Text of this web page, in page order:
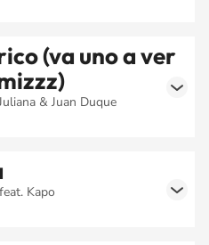
(va uno a ver
& Juan Duque
Kapo